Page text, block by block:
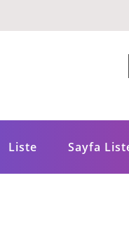
Liste Sayfa